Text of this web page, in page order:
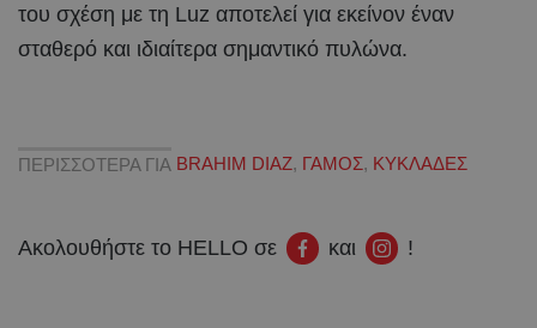
του σχέση με τη Luz αποτελεί για εκείνον έναν
σταθερό και ιδιαίτερα σημαντικό πυλώνα.
ΠΕΡΙΣΣΟΤΕΡΑ ΓΙΑ BRAHIM DIAZ, ΓΑΜΟΣ, ΚΥΚΛΑΔΕΣ
Ακολουθήστε το HELLO σε και !